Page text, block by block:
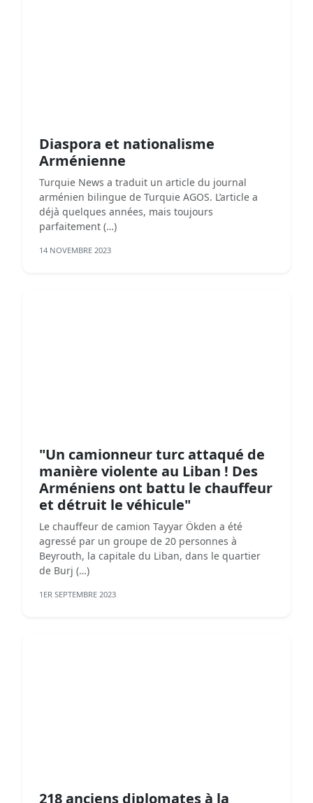
Diaspora et nationalisme
Arménienne
Turquie News a traduit un article du journal
arménien bilingue de Turquie AGOS. L’article a
déjà quelques années, mais toujours
parfaitement (…)
14 NOVEMBRE 2023
"Un camionneur turc attaqué de
manière violente au Liban ! Des
Arméniens ont battu le chauffeur
et détruit le véhicule"
Le chauffeur de camion Tayyar Ökden a été
agressé par un groupe de 20 personnes à
Beyrouth, la capitale du Liban, dans le quartier
de Burj (…)
1ER SEPTEMBRE 2023
218 anciens diplomates à la